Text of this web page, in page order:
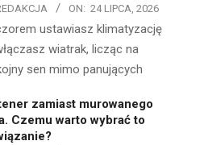
ON: 24 LIPCA, 2026
ustawiasz klimatyzację
wiatrak, licząc na
sen mimo panujących
zamiast murowanego
Czemu warto wybrać to